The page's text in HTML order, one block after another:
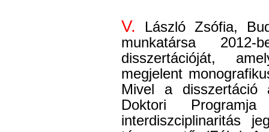
V. László Zsófia,
munkatársa
disszertációját,
megjelent
Mivel a disszertáció
Doktori
interdiszciplinaritás